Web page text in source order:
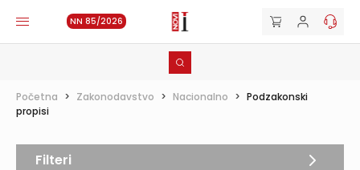
NN 85/2026
Početna > Zakonodavstvo > Nacionalno > Podzakonski
propisi
Filteri